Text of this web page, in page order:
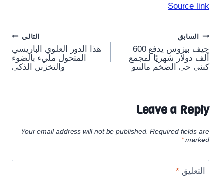
Source link
Post
navigation
السابق
جيف بيزوس يدفع 600
ألف دولار شهريًا لمجمع
كيني جي الضخم ماليبو
التالي
هذا الدور العلوي الباريسي
المتحول مليء بالضوء
والتخزين الذكي
Leave a Reply
Your email address will not be published. Required fields are
marked
*
التعليق*